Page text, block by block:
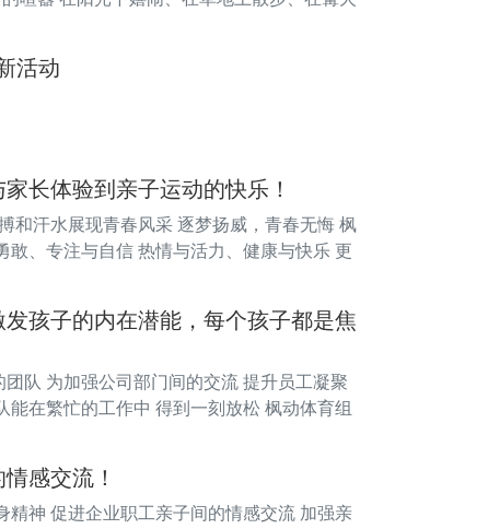
活动
长体验到亲子运动的快乐！
和汗水展现青春风采 逐梦扬威，青春无悔 枫
、专注与自信 热情与活力、健康与快乐 更
孩子的内在潜能，每个孩子都是焦
队 为加强公司部门间的交流 提升员工凝聚
在繁忙的工作中 得到一刻放松 枫动体育组
感交流！
神 促进企业职工亲子间的情感交流 加强亲